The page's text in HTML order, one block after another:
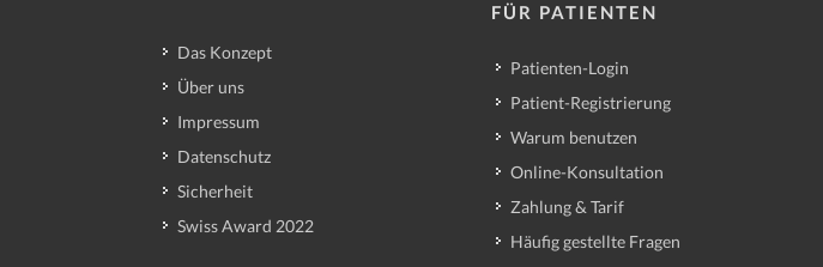
Das Konzept
Über uns
Impressum
Datenschutz
Sicherheit
Swiss Award 2022
FÜR PATIENTEN
Patienten-Login
Patient-Registrierung
Warum benutzen
Online-Konsultation
Zahlung & Tarif
Häufig gestellte Fragen